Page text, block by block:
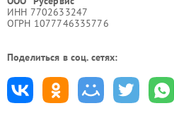
ИНН 7702633247
ОГРН 1077746335776
Поделиться в соц. сетях: